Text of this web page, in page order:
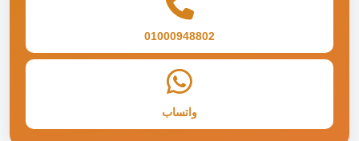
01000948802
واتساب